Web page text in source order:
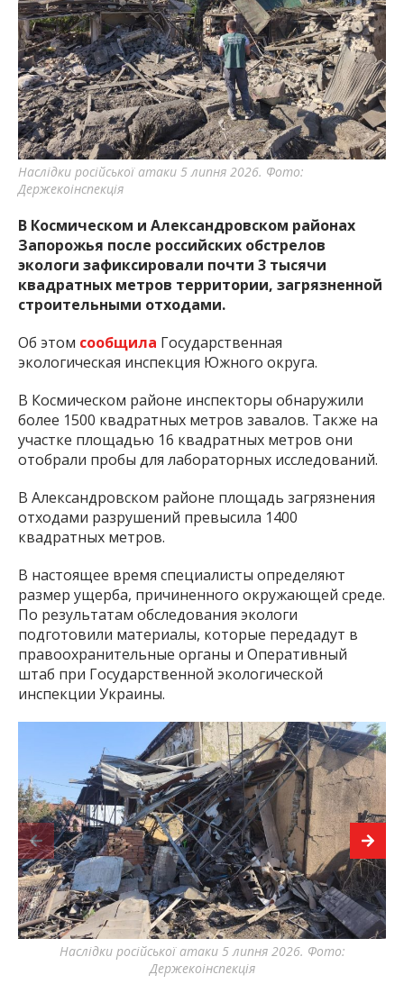
важную информацию о событиях
города Запорожья и области.
Наслідки російської атаки 5 липня 2026. Фото:
Держекоінспекція
В Космическом и Александровском районах
Запорожья после российских обстрелов
экологи зафиксировали почти 3 тысячи
квадратных метров территории, загрязненной
строительными отходами.
Об этом сообщила Государственная
экологическая инспекция Южного округа.
В Космическом районе инспекторы обнаружили
более 1500 квадратных метров завалов. Также на
участке площадью 16 квадратных метров они
отобрали пробы для лабораторных исследований.
В Александровском районе площадь загрязнения
отходами разрушений превысила 1400
квадратных метров.
В настоящее время специалисты определяют
размер ущерба, причиненного окружающей среде.
По результатам обследования экологи
подготовили материалы, которые передадут в
правоохранительные органы и Оперативный
штаб при Государственной экологической
инспекции Украины.
Наслідки російської атаки 5 липня 2026. Фото:
Держекоінспекція